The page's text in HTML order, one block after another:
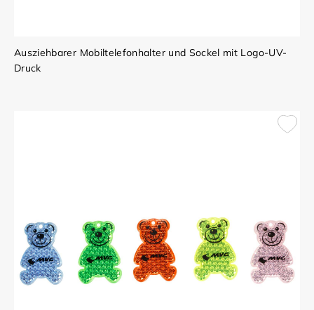
Ausziehbarer Mobiltelefonhalter und Sockel mit Logo-UV-
Druck